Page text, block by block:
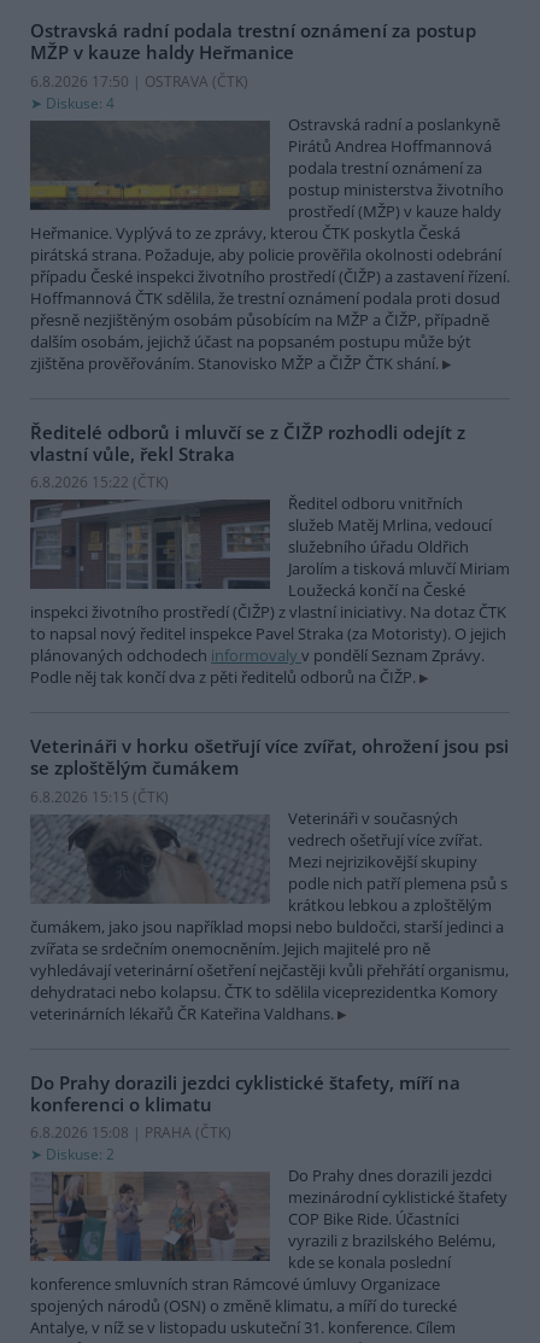
Ostravská radní podala trestní oznámení za postup
MŽP v kauze haldy Heřmanice
6.8.2026 17:50 | OSTRAVA (ČTK)
Diskuse: 4
Ostravská radní a poslankyně
Pirátů Andrea Hoffmannová
podala trestní oznámení za
postup ministerstva životního
prostředí (MŽP) v kauze haldy
Heřmanice. Vyplývá to ze zprávy, kterou ČTK poskytla Česká
pirátská strana. Požaduje, aby policie prověřila okolnosti odebrání
případu České inspekci životního prostředí (ČIŽP) a zastavení řízení.
Hoffmannová ČTK sdělila, že trestní oznámení podala proti dosud
přesně nezjištěným osobám působícím na MŽP a ČIŽP, případně
dalším osobám, jejichž účast na popsaném postupu může být
zjištěna prověřováním. Stanovisko MŽP a ČIŽP ČTK shání.
Ředitelé odborů i mluvčí se z ČIŽP rozhodli odejít z
vlastní vůle, řekl Straka
6.8.2026 15:22 (ČTK)
Ředitel odboru vnitřních
služeb Matěj Mrlina, vedoucí
služebního úřadu Oldřich
Jarolím a tisková mluvčí Miriam
Loužecká končí na České
inspekci životního prostředí (ČIŽP) z vlastní iniciativy. Na dotaz ČTK
to napsal nový ředitel inspekce Pavel Straka (za Motoristy). O jejich
plánovaných odchodech informovaly v pondělí Seznam Zprávy.
Podle něj tak končí dva z pěti ředitelů odborů na ČIŽP.
Veterináři v horku ošetřují více zvířat, ohrožení jsou psi
se zploštělým čumákem
6.8.2026 15:15 (ČTK)
Veterináři v současných
vedrech ošetřují více zvířat.
Mezi nejrizikovější skupiny
podle nich patří plemena psů s
krátkou lebkou a zploštělým
čumákem, jako jsou například mopsi nebo buldočci, starší jedinci a
zvířata se srdečním onemocněním. Jejich majitelé pro ně
vyhledávají veterinární ošetření nejčastěji kvůli přehřátí organismu,
dehydrataci nebo kolapsu. ČTK to sdělila viceprezidentka Komory
veterinárních lékařů ČR Kateřina Valdhans.
Do Prahy dorazili jezdci cyklistické štafety, míří na
konferenci o klimatu
6.8.2026 15:08 | PRAHA (ČTK)
Diskuse: 2
Do Prahy dnes dorazili jezdci
mezinárodní cyklistické štafety
COP Bike Ride. Účastníci
vyrazili z brazilského Belému,
kde se konala poslední
konference smluvních stran Rámcové úmluvy Organizace
spojených národů (OSN) o změně klimatu, a míří do turecké
Antalye, v níž se v listopadu uskuteční 31. konference. Cílem